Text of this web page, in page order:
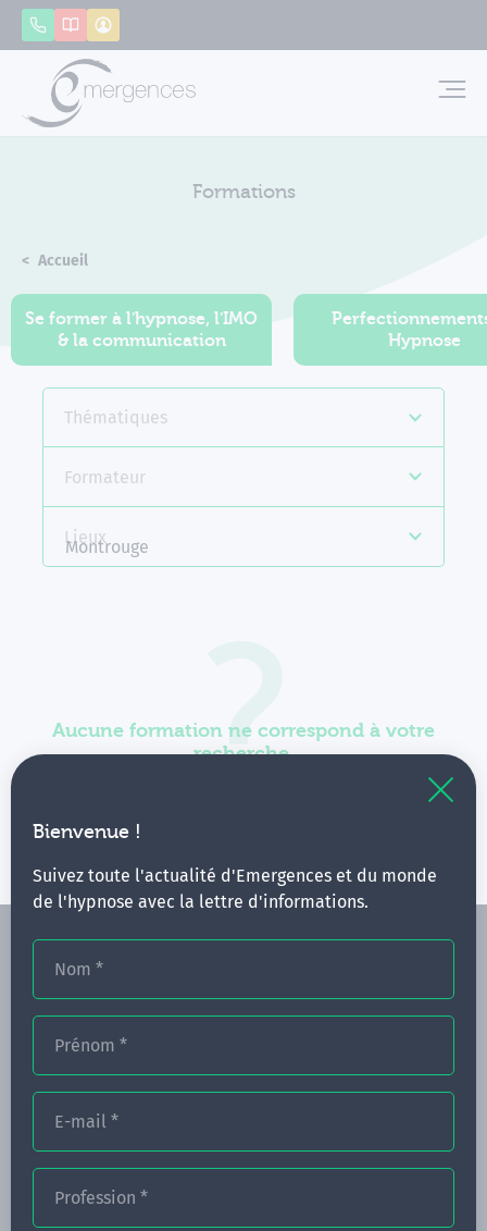
Bienvenue !
Suivez toute l'actualité d'Emergences et du monde
de l'hypnose avec la lettre d'informations.
Nom *
Prénom *
E-mail *
Profession *
AppelerCatalogue
Formations
Accueil
Se former à l'hypnose, l'IMO
& la communication
Hypnose
Thématiques
Formateur
Lieux
Montrouge
Aucune formation ne correspond à votre
recherche.
Vous pouvez renouveler votre requête en élargissant
CONGRÈS
ACTUALITÉS
Panneau de gestion des cookies